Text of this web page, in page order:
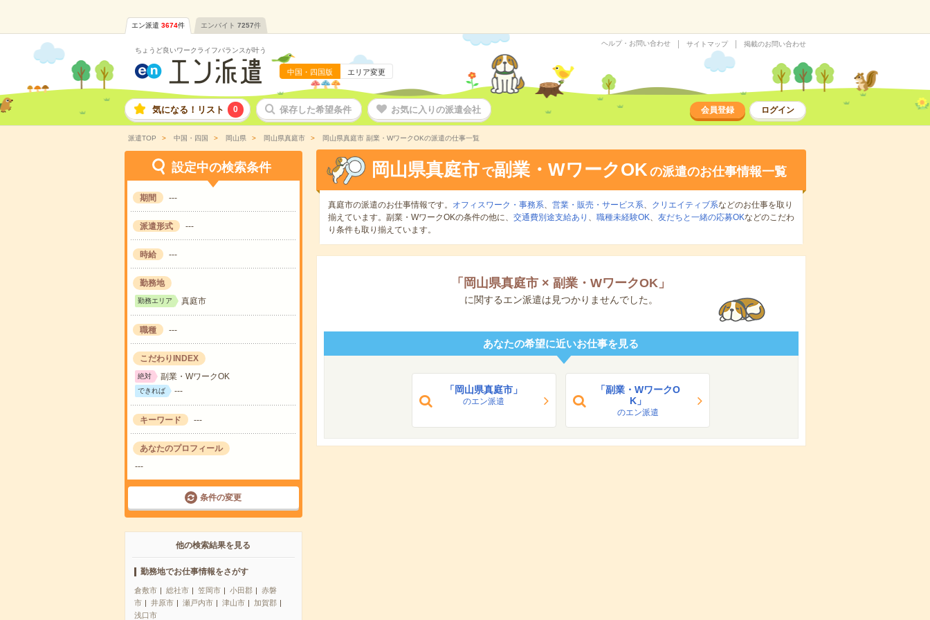
エン派遣 3674件 エンバイト 7257件
ちょうど良いワークライフバランスが叶う
中国・四国版 エリア変更
ヘルプ・お問い合わせ サイトマップ 掲載のお問い合わせ
気になる！リスト 0 保存した希望条件 お気に入りの派遣会社 会員登録 ログイン
派遣TOP 中国・四国 岡山県 岡山県真庭市 岡山県真庭市 副業・WワークOKの派遣の仕事一覧
設定中の検索条件
期間 ---
派遣形式 ---
時給 ---
勤務地
勤務エリア 真庭市
職種 ---
こだわりINDEX
絶対 副業・WワークOK
できれば ---
キーワード ---
あなたのプロフィール
---
条件の変更
他の検索結果を見る
勤務地でお仕事情報をさがす
倉敷市 総社市 笠岡市 小田郡
赤磐
市
井原市 瀬戸内市 津山市
加賀郡
浅口市
岡山県真庭市 で副業・WワークOKの派遣のお仕事情報一覧
真庭市の派遣のお仕事情報です。 オフィスワーク・事務系、 営業・販売・サービス系、 クリエイティブ系などのお仕事を取り
揃えています。副業・WワークOKの条件の他に、 交通費別途支給あり 、 職種未経験OK、 友だちと一緒の応募OKなどのこだわ
り条件も取り揃えています。
「 岡山県真庭市 × 副業・WワークOK 」
に関するエン派遣は見つかりませんでした。
あなたの希望に近いお仕事を見る
「岡山県真庭市」
のエン派遣
「副業・WワークO
K」
のエン派遣